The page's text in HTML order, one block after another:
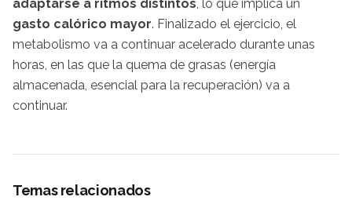
adaptarse a ritmos distintos, lo que implica un
gasto calórico mayor. Finalizado el ejercicio, el
metabolismo va a continuar acelerado durante unas
horas, en las que la quema de grasas (energía
almacenada, esencial para la recuperación) va a
continuar.
Temas relacionados